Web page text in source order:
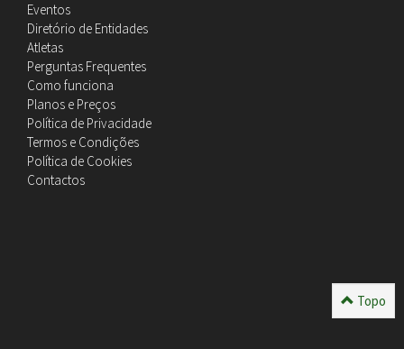
Eventos
Diretório de Entidades
Atletas
Perguntas Frequentes
Como funciona
Planos e Preços
Política de Privacidade
Termos e Condições
Política de Cookies
Contactos
Topo